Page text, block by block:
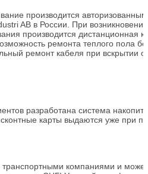
производится
AB в России. При
производится дистанционная
ремонта теплого пола
ремонт кабеля при вскрытии
разработана система
карты выдаются уже при
компаниями и